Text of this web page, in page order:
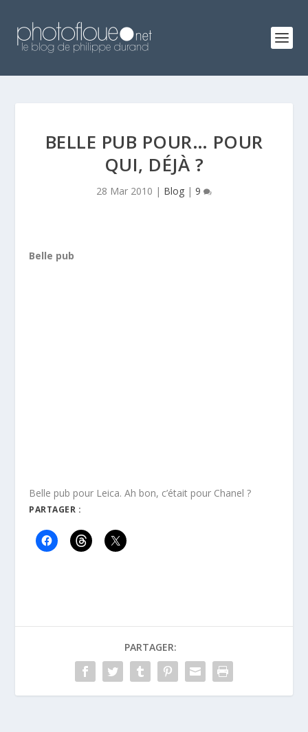
BELLE PUB POUR… POUR
QUI, DÉJÀ ?
28 Mar 2010 | Blog | 9
Belle pub
Belle pub pour Leica. Ah bon, c’était pour Chanel ?
PARTAGER :
PARTAGER: